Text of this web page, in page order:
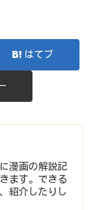
はてブ
漫画の解説記
ます。できる
紹介したりし